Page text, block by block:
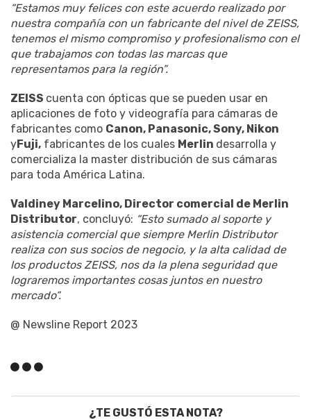
“Estamos muy felices con este acuerdo realizado por
nuestra compañía con un fabricante del nivel de ZEISS,
tenemos el mismo compromiso y profesionalismo con el
que trabajamos con todas las marcas que
representamos para la región”.
ZEISS cuenta con ópticas que se pueden usar en
aplicaciones de foto y videografía para cámaras de
fabricantes como Canon, Panasonic, Sony, Nikon
yFuji, fabricantes de los cuales Merlin desarrolla y
comercializa la master distribución de sus cámaras
para toda América Latina.
Valdiney Marcelino, Director comercial de Merlin
Distributor, concluyó: “Esto sumado al soporte y
asistencia comercial que siempre Merlin Distributor
realiza con sus socios de negocio, y la alta calidad de
los productos ZEISS, nos da la plena seguridad que
lograremos importantes cosas juntos en nuestro
mercado”.
@ Newsline Report 2023
¿TE GUSTÓ ESTA NOTA?